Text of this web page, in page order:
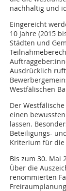
nachhaltig und
Eingereicht
10 Jahre (2015
Städten und
Ausdrücklich
Westfälischen
Der
einen
lassen.
Beteiligungs-
Kriterium für die
Bis zum 30. Mai
Über die
renommierten